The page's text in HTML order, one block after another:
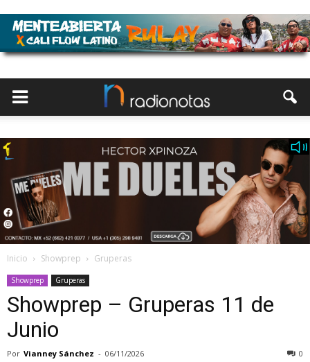
Inicio Showprep Gruperas
Showprep Gruperas
Showprep – Gruperas 11 de
Junio
Por Vianney Sánchez - 06/11/2026 0